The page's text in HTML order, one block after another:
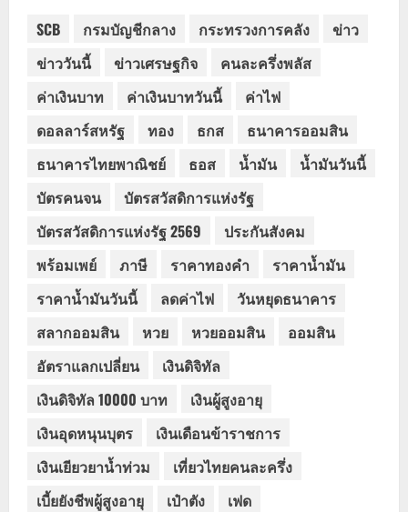
SCB กรมบัญชีกลาง กระทรวงการคลัง
ข่าว
ข่าววันนี้
ข่าวเศรษฐกิจ
คนละครึ่งพลัส
ค่าเงินบาท
ค่าเงินบาทวันนี้
ค่าไฟ
ดอลลาร์สหรัฐ
ทอง ธกส
ธนาคารออมสิน
ธนาคารไทยพาณิชย์
ธอส น้ำมัน
น้ำมันวันนี้
บัตรคนจน
บัตรสวัสดิการแห่งรัฐ
บัตรสวัสดิการแห่งรัฐ 2569
ประกันสังคม
พร้อมเพย์
ภาษี ราคาทองคำ
ราคาน้ำมัน
ราคาน้ำมันวันนี้
ลดค่าไฟ
วันหยุดธนาคาร
สลากออมสิน
หวย หวยออมสิน
ออมสิน
อัตราแลกเปลี่ยน
เงินดิจิทัล
เงินดิจิทัล 10000 บาท
เงินผู้สูงอายุ
เงินอุดหนุนบุตร
เงินเดือนข้าราชการ
เงินเยียวยาน้ำท่วม
เที่ยวไทยคนละครึ่ง
เบี้ยยังชีพผู้สูงอายุ
เป๋าตัง
เฟด